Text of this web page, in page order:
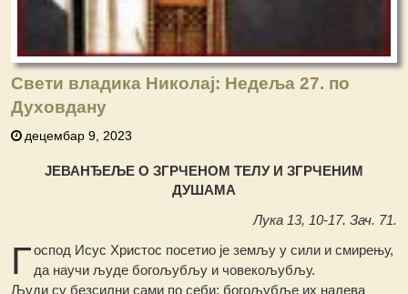
Свети владика Николај: Недеља 27. по
Духовдану
децембар 9, 2023
ЈЕВАНЂЕЉЕ О ЗГРЧЕНОМ ТЕЛУ И ЗГРЧЕНИМ
ДУШАМА
Лука 13, 10-17. Зач. 71.
Господ Исус Христос посетио је земљу у сили и смирењу,
да научи људе богољубљу и човекољубљу.
Људи су безсилни сами по себи; богољубље их налева